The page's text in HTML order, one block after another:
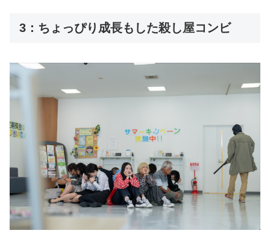
3：ちょっぴり成長もした殺し屋コンビ